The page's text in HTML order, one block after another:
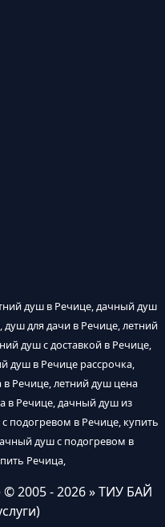
душ в Речице, дачный душ
для дачи в Речице, летний
душ с доставкой в Речице,
душ в Речице рассрочка,
Речице, летний душ цена
в Речице, дачный душ из
подогревом в Речице, купить
душ с подогревом в
Речица,
© 2005 - 2026 » ТИУ БАЙ